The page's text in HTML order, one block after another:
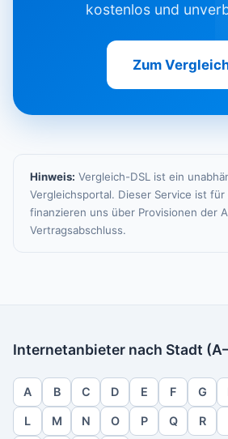
kostenlos und
Zum
Hinweis: Vergleich-DSL ist ein
Vergleichsportal. Dieser Service ist
finanzieren uns über Provisionen der
Vertragsabschluss.
Internetanbieter nach Stadt
A B C D E F G
L M N O P Q R